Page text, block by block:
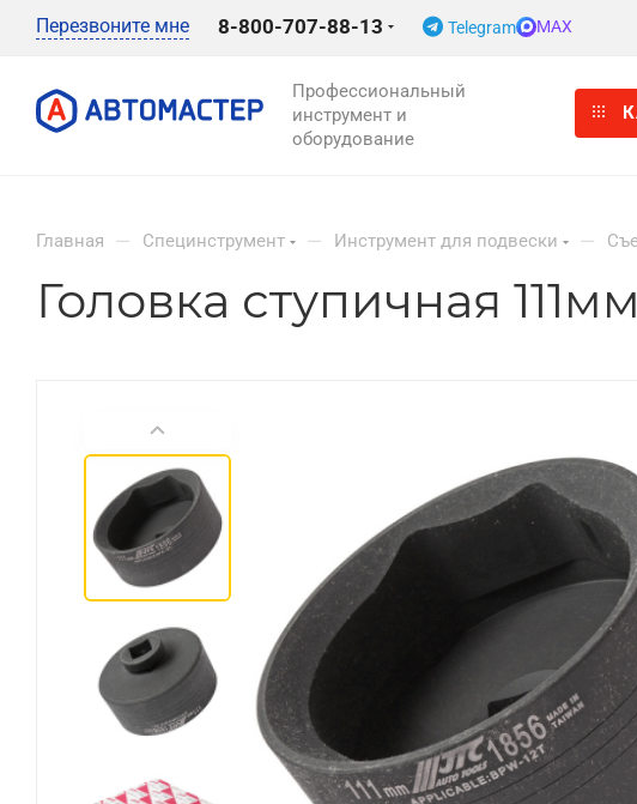
Перезвоните мне 8-800-707-88-13 Telegram MAX
Профессиональный
инструмент и
оборудование
Главная — Специнструмент — Инструмент для подвески —
Головка ступичная